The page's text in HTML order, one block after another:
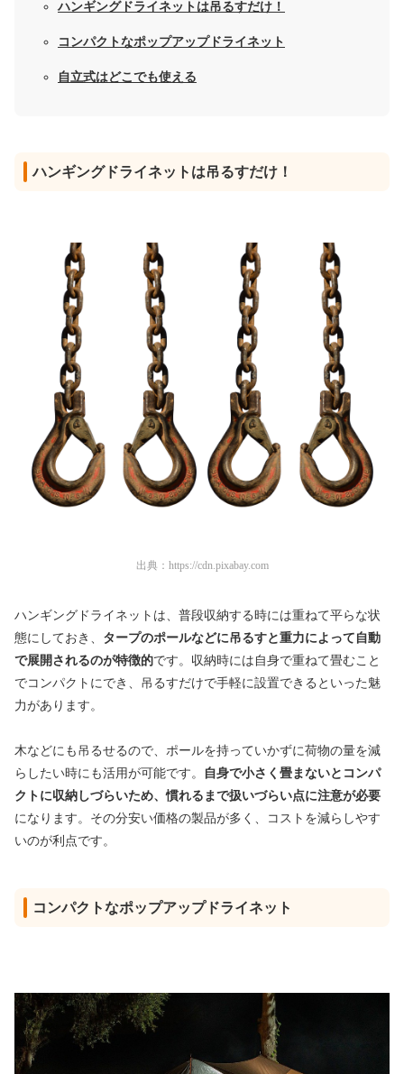
ハンギングドライネットは吊るすだけ！
コンパクトなポップアップドライネット
自立式はどこでも使える
ハンギングドライネットは吊るすだけ！
出典： https://cdn.pixabay.com
ハンギングドライネットは、普段収納する時には重ねて平らな状
態にしておき、 タープのポールなどに吊るすと重力によって自動
で展開されるのが特徴的です。収納時には自身で重ねて畳むこと
でコンパクトにでき、吊るすだけで手軽に設置できるといった魅
力があります。
木などにも吊るせるので、ポールを持っていかずに荷物の量を減
らしたい時にも活用が可能です。
自身で小さく畳まないとコンパ
クトに収納しづらいため、慣れるまで扱いづらい点に注意が必要
になります。その分安い価格の製品が多く、コストを減らしやす
いのが利点です。
コンパクトなポップアップドライネット